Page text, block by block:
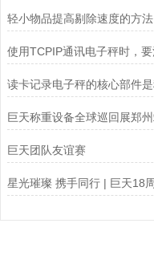
轻小物品提高剔除速度的方法
巨天团队友谊赛